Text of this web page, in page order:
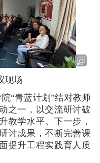
现场
院“青蓝计划”结对教师
之一，以交流研讨破
教学水平。下一步，
讨成果，不断完善课
提升工程实践育人质